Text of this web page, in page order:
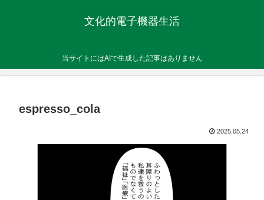
文化的電子機器生活
当サイトにはAIで生成した記事はありません
espresso_cola
2025.05.24